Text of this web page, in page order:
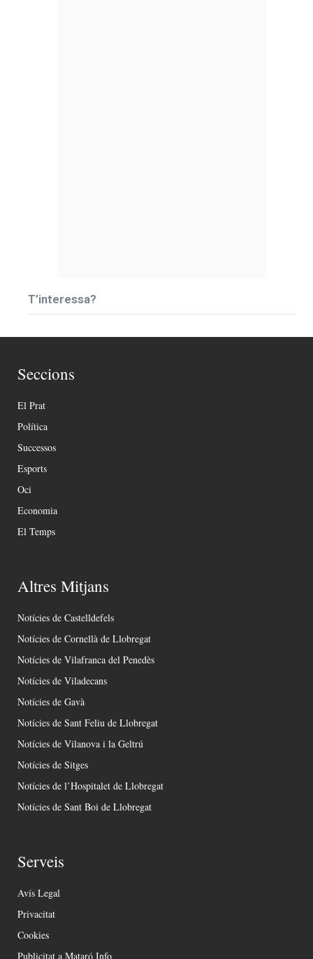
T’interessa?
Seccions
El Prat
Política
Successos
Esports
Oci
Economia
El Temps
Altres Mitjans
Notícies de Castelldefels
Notícies de Cornellà de Llobregat
Notícies de Vilafranca del Penedès
Notícies de Viladecans
Notícies de Gavà
Notícies de Sant Feliu de Llobregat
Notícies de Vilanova i la Geltrú
Notícies de Sitges
Notícies de l’Hospitalet de Llobregat
Notícies de Sant Boi de Llobregat
Serveis
Avís Legal
Privacitat
Cookies
Publicitat a Mataró Info